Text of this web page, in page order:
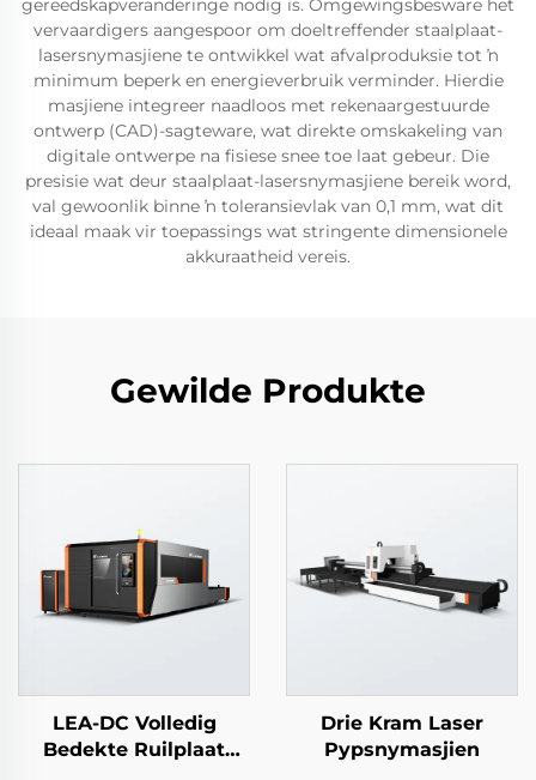
gereedskapveranderinge nodig is. Omgewingsbesware het
vervaardigers aangespoor om doeltreffender staalplaat-
lasersnymasjiene te ontwikkel wat afvalproduksie tot ŉ
minimum beperk en energieverbruik verminder. Hierdie
masjiene integreer naadloos met rekenaargestuurde
ontwerp (CAD)-sagteware, wat direkte omskakeling van
digitale ontwerpe na fisiese snee toe laat gebeur. Die
presisie wat deur staalplaat-lasersnymasjiene bereik word,
val gewoonlik binne ŉ toleransievlak van 0,1 mm, wat dit
ideaal maak vir toepassings wat stringente dimensionele
akkuraatheid vereis.
Gewilde Produkte
LEA-DC Volledig
Bedekte Ruilplaat
Drie Kram Laser
Pypsnymasjien